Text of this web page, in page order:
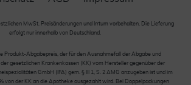
MwSt. Preisänderungen und Irrtum vorbehalten. Die Lieferung
erfolgt nur innerhalb von Deutschland.
Produkt-Abgabepreis, der für den Ausnahmefall der Abgabe und
gesetzlichen Krankenkassen (KK) vom Hersteller gegenüber der
GmbH (IFA) gem. § III 1, S. 2 AMG anzugeben ist und im
von der KK an die Apotheke ausgezahlt wird. Bei Doppelpackungen